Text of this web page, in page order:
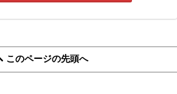
このページの先頭へ